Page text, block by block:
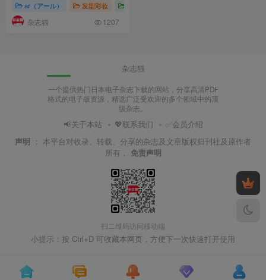
ar（アール） 发型彩妆
杂志猫 1207
杂志猫
一个提供热门日本电子杂志下载的网站，分享高清PDF
格式的电子版资源，精选广泛受欢迎的多个领域中的顶
级杂志。
📢关于本站 💖联系我们
✅会员介绍
声明 ： 本平台对收录、转载、分享的杂志及文章版权归刊社及原作者
所有， 免责声明
扫二维码访问移动端
小提示：按 Ctrl+D 可收藏本网页，方便下一次快速打开使用